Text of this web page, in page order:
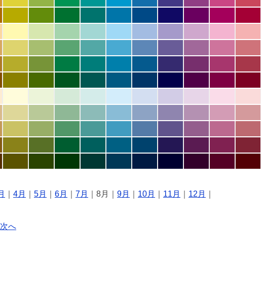
4月 5月 6月 7月 ｜8月｜ 9月 10月 11月 12月
次へ